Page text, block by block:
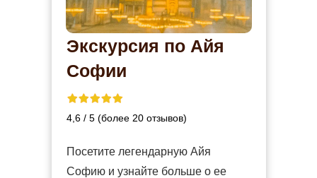
Экскурсия по Айя
Софии
4,6 / 5 (более 20 отзывов)
Посетите легендарную Айя
Софию и узнайте больше о ее